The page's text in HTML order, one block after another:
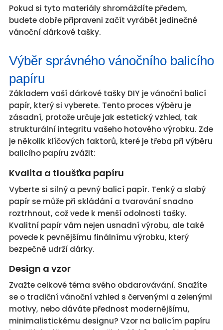
Pokud si tyto materiály shromáždíte předem,
budete dobře připraveni začít vyrábět jedinečné
vánoční dárkové tašky.
Výběr správného vánočního balicího
papíru
Základem vaší dárkové tašky DIY je vánoční balicí
papír, který si vyberete. Tento proces výběru je
zásadní, protože určuje jak estetický vzhled, tak
strukturální integritu vašeho hotového výrobku. Zde
je několik klíčových faktorů, které je třeba při výběru
balicího papíru zvážit:
Kvalita a tloušťka papíru
Vyberte si silný a pevný balicí papír. Tenký a slabý
papír se může při skládání a tvarování snadno
roztrhnout, což vede k menší odolnosti tašky.
Kvalitní papír vám nejen usnadní výrobu, ale také
povede k pevnějšímu finálnímu výrobku, který
bezpečně udrží dárky.
Design a vzor
Zvažte celkové téma svého obdarovávání. Snažíte
se o tradiční vánoční vzhled s červenými a zelenými
motivy, nebo dáváte přednost modernějšímu,
minimalistickému designu? Vzor na balicím papíru